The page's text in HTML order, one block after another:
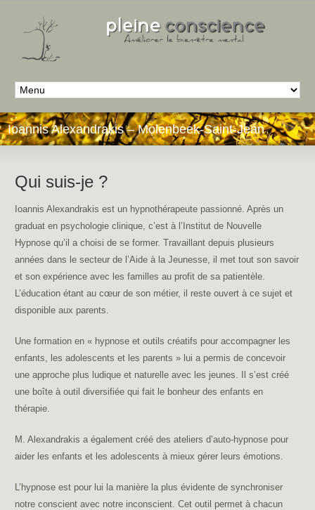
Ioannis Alexandrakis – Molenbeek-Saint-Jean
Qui suis-je ?
Ioannis Alexandrakis est un hypnothérapeute passionné. Après un
graduat en psychologie clinique, c’est à l’Institut de Nouvelle
Hypnose qu’il a choisi de se former. Travaillant depuis plusieurs
années dans le secteur de l’Aide à la Jeunesse, il met tout son savoir
et son expérience avec les familles au profit de sa patientèle.
L’éducation étant au cœur de son métier, il reste ouvert à ce sujet et
disponible aux parents.
Une formation en « hypnose et outils créatifs pour accompagner les
enfants, les adolescents et les parents » lui a permis de concevoir
une approche plus ludique et naturelle avec les jeunes. Il s’est créé
une boîte à outil diversifiée qui fait le bonheur des enfants en
thérapie.
M. Alexandrakis a également créé des ateliers d’auto-hypnose pour
aider les enfants et les adolescents à mieux gérer leurs émotions.
L’hypnose est pour lui la manière la plus évidente de synchroniser
notre conscient avec notre inconscient. Cet outil permet à chacun